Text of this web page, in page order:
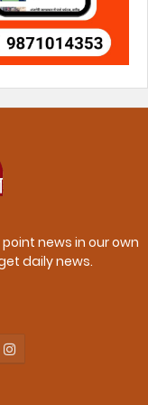
news in our own
daily news.